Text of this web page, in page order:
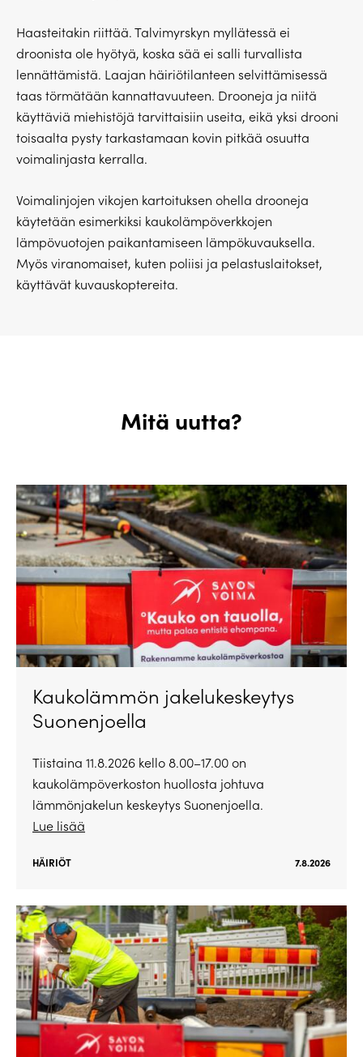
Haasteitakin riittää. Talvimyrskyn myllätessä ei
droonista ole hyötyä, koska sää ei salli turvallista
lennättämistä. Laajan häiriötilanteen selvittämisessä
taas törmätään kannattavuuteen. Drooneja ja niitä
käyttäviä miehistöjä tarvittaisiin useita, eikä yksi drooni
toisaalta pysty tarkastamaan kovin pitkää osuutta
voimalinjasta kerralla.
Voimalinjojen vikojen kartoituksen ohella drooneja
käytetään esimerkiksi kaukolämpöverkkojen
lämpövuotojen paikantamiseen lämpökuvauksella.
Myös viranomaiset, kuten poliisi ja pelastuslaitokset,
käyttävät kuvauskoptereita.
Mitä uutta?
Kaukolämmön jakelukeskeytys
Suonenjoella
Tiistaina 11.8.2026 kello 8.00–17.00 on
kaukolämpöverkoston huollosta johtuva
lämmönjakelun keskeytys Suonenjoella.
Lue lisää
HÄIRIÖT 7.8.2026